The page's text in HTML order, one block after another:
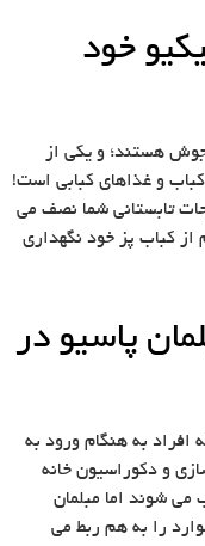
خود
جوش هستند؛ و یکی از
و غذاهای کبابی است!
تابستانی شما نصف می
از کباب پز خود نگهداری
پاسیو در
افراد به هنگام ورود به
و دکوراسیون خانه
می شوند اما مبلمان
را به هم ربط می